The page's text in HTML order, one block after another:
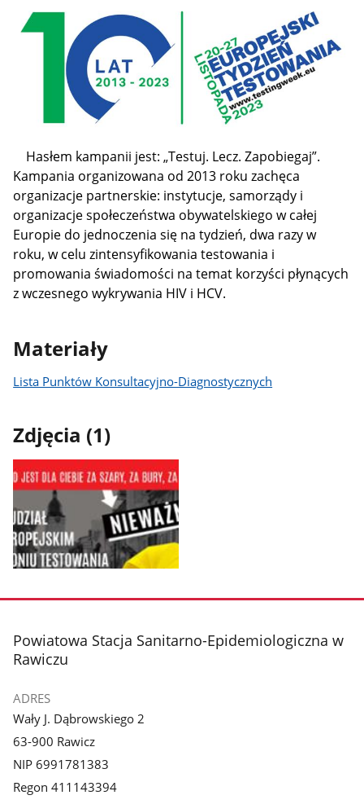
Hasłem kampanii jest: „Testuj. Lecz. Zapobiegaj”.
Kampania organizowana od 2013 roku zachęca
organizacje partnerskie: instytucje, samorządy i
organizacje społeczeństwa obywatelskiego w całej
Europie do jednoczenia się na tydzień, dwa razy w
roku, w celu zintensyfikowania testowania i
promowania świadomości na temat korzyści płynących
z wczesnego wykrywania HIV i HCV.
Materiały
Lista Punktów Konsultacyjno-Diagnostycznych
Zdjęcia (1)
zdjęcie
galerii.
stopka
Powiatowa Stacja Sanitarno-Epidemiologiczna w
Rawiczu
ADRES
Wały J. Dąbrowskiego 2
63-900 Rawicz
NIP 6991781383
Regon 411143394